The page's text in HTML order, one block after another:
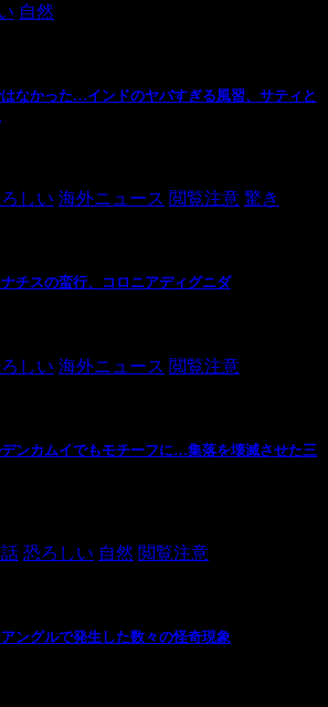
自然
なかった…インドのヤバすぎる風習、サティと
しい 海外ニュース 閲覧注意 驚き
チスの蛮行、コロニアディグニダ
しい 海外ニュース 閲覧注意
ンカムイでもモチーフに…集落を壊滅させた三
恐ろしい 自然 閲覧注意
ングルで発生した数々の怪奇現象